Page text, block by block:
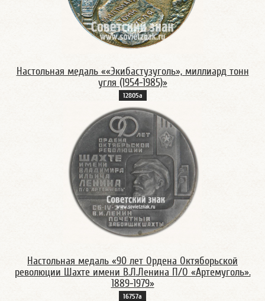
Настольная медаль ««Экибастузуголь», миллиард тонн
угля (1954-1985)»
12805а
Настольная медаль «90 лет Ордена Октяборьской
революции Шахте имени В.Л.Ленина П/О «Артемуголь».
1889-1979»
16757а